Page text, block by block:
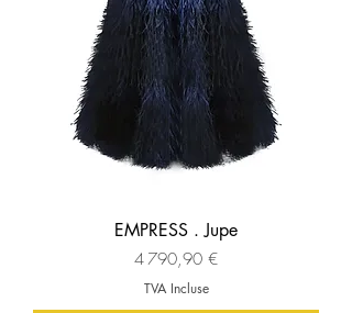
EMPRESS . Jupe
Prix
4 790,90 €
TVA Incluse